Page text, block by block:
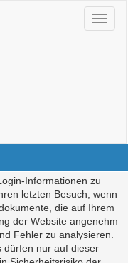
Informationen zu
letzten Besuch, wenn
die auf Ihrem
der Website angenehm
Fehler zu analysieren.
dürfen nur auf dieser